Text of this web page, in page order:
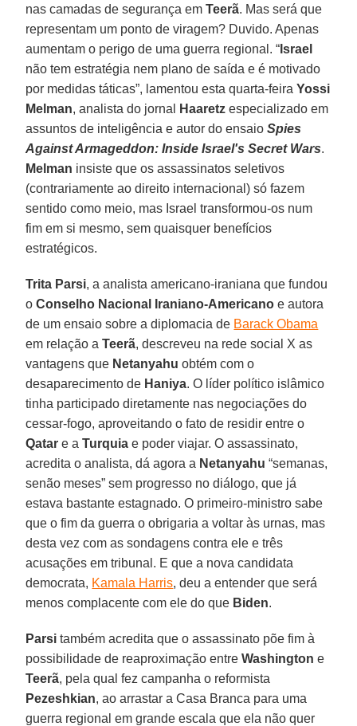
nas camadas de segurança emTeerã. Mas será que
representam um ponto de viragem? Duvido. Apenas
aumentam o perigo de uma guerra regional. “ Israel
não tem estratégia nem plano de saída e é motivado
por medidas táticas”, lamentou esta quarta-feiraYossi
Melman, analista do jornal Haaretz especializado em
assuntos de inteligência e autor do ensaioSpies
Against Armageddon: Inside Israel's Secret Wars.
Melman insiste que os assassinatos seletivos
(contrariamente ao direito internacional) só fazem
sentido como meio, mas Israel transformou-os num
fim em si mesmo, sem quaisquer benefícios
estratégicos.
Trita Parsi, a analista americano-iraniana que fundou
oConselho Nacional Iraniano-Americano e autora
de um ensaio sobre a diplomacia de Barack Obama
em relação aTeerã, descreveu na rede social X as
vantagens que Netanyahu obtém com o
desaparecimento de Haniya. O líder político islâmico
tinha participado diretamente nas negociações do
cessar-fogo, aproveitando o fato de residir entre o
Qatar e aTurquia e poder viajar. O assassinato,
acredita o analista, dá agora a Netanyahu “semanas,
senão meses” sem progresso no diálogo, que já
estava bastante estagnado. O primeiro-ministro sabe
que o fim da guerra o obrigaria a voltar às urnas, mas
desta vez com as sondagens contra ele e três
acusações em tribunal. E que a nova candidata
democrata, Kamala Harris, deu a entender que será
menos complacente com ele do que Biden.
Parsi também acredita que o assassinato põe fim à
possibilidade de reaproximação entreWashington e
Teerã, pela qual fez campanha o reformista
Pezeshkian, ao arrastar a Casa Branca para uma
guerra regional em grande escala que ela não quer